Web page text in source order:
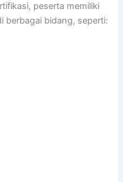
peserta memiliki
berbagai bidang, seperti: